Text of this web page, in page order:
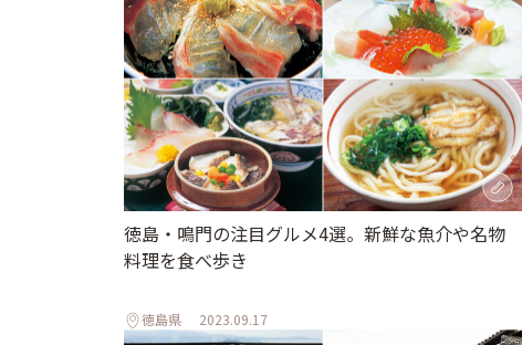
徳島・鳴門の注目グルメ4選。新鮮な魚介や名物
料理を食べ歩き
徳島県 2023.09.17